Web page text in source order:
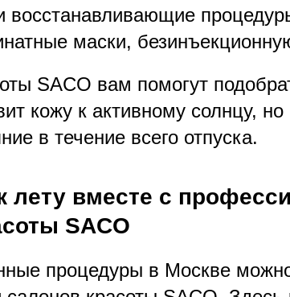
маски,
SACO вам помогут
кожу к активному солнцу,
в течение всего отпуска.
лету вместе с
SACO
процедуры в Москве